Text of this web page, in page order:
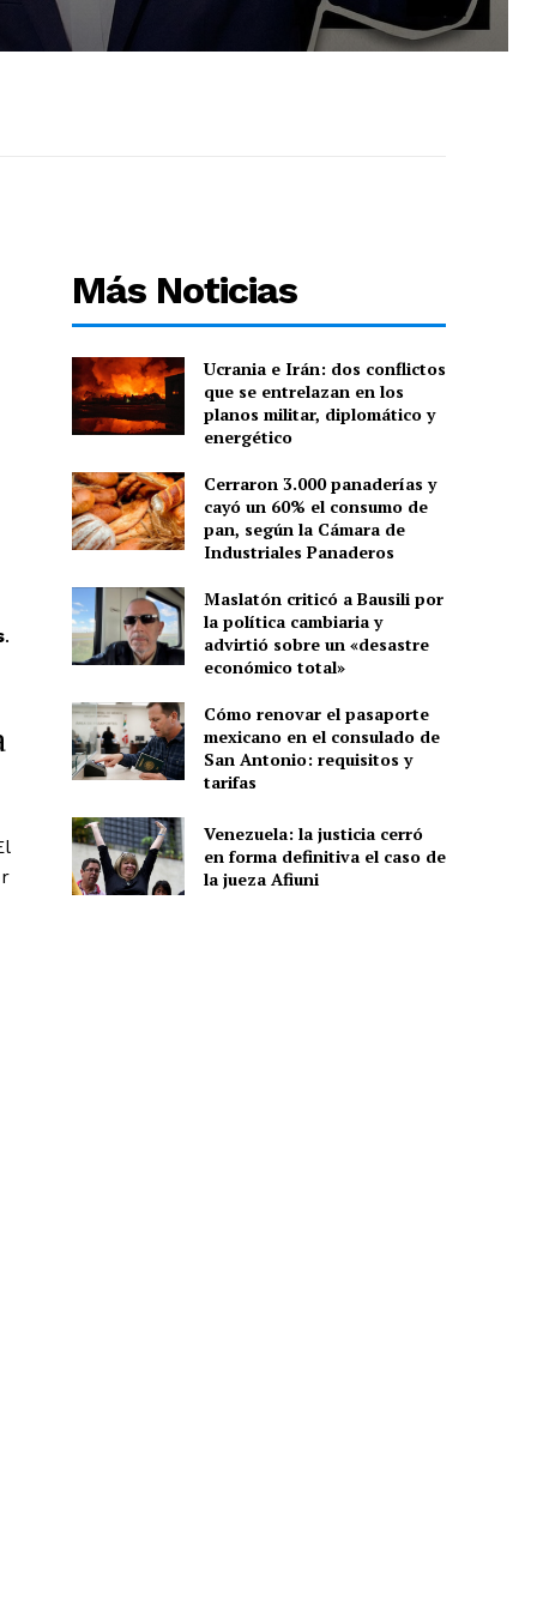
.
Más Noticias
Ucrania e Irán: dos conflictos
que se entrelazan en los
planos militar, diplomático y
energético
Cerraron 3.000 panaderías y
cayó un 60% el consumo de
pan, según la Cámara de
Industriales Panaderos
Maslatón criticó a Bausili por
la política cambiaria y
advirtió sobre un «desastre
económico total»
Cómo renovar el pasaporte
mexicano en el consulado de
San Antonio: requisitos y
tarifas
Venezuela: la justicia cerró
en forma definitiva el caso de
la jueza Afiuni